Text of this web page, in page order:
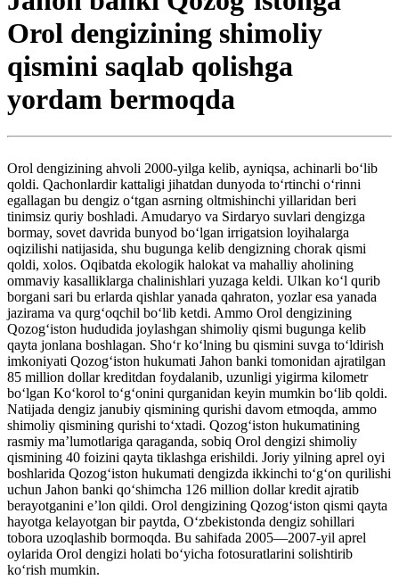
Orol dengizining shimoliy
qismini saqlab qolishga
yordam bermoqda
Orol dengizining ahvoli 2000-yilga kelib, ayniqsa, achinarli boʻlib
qoldi. Qachonlardir kattaligi jihatdan dunyoda toʻrtinchi oʻrinni
egallagan bu dengiz oʻtgan asrning oltmishinchi yillaridan beri
tinimsiz quriy boshladi. Amudaryo va Sirdaryo suvlari dengizga
bormay, sovet davrida bunyod boʻlgan irrigatsion loyihalarga
oqizilishi natijasida, shu bugunga kelib dengizning chorak qismi
qoldi, xolos. Oqibatda ekologik halokat va mahalliy aholining
ommaviy kasalliklarga chalinishlari yuzaga keldi. Ulkan koʻl qurib
borgani sari bu erlarda qishlar yanada qahraton, yozlar esa yanada
jazirama va qurgʻoqchil boʻlib ketdi. Ammo Orol dengizining
Qozogʻiston hududida joylashgan shimoliy qismi bugunga kelib
qayta jonlana boshlagan. Shoʻr koʻlning bu qismini suvga toʻldirish
imkoniyati Qozogʻiston hukumati Jahon banki tomonidan ajratilgan
85 million dollar kreditdan foydalanib, uzunligi yigirma kilometr
boʻlgan Koʻkorol toʻgʻonini qurganidan keyin mumkin boʻlib qoldi.
Natijada dengiz janubiy qismining qurishi davom etmoqda, ammo
shimoliy qismining qurishi toʻxtadi. Qozogʻiston hukumatining
rasmiy maʼlumotlariga qaraganda, sobiq Orol dengizi shimoliy
qismining 40 foizini qayta tiklashga erishildi. Joriy yilning aprel oyi
boshlarida Qozogʻiston hukumati dengizda ikkinchi toʻgʻon qurilishi
uchun Jahon banki qoʻshimcha 126 million dollar kredit ajratib
berayotganini eʼlon qildi. Orol dengizining Qozogʻiston qismi qayta
hayotga kelayotgan bir paytda, Oʻzbekistonda dengiz sohillari
tobora uzoqlashib bormoqda. Bu sahifada 2005—2007-yil aprel
oylarida Orol dengizi holati boʻyicha fotosuratlarini solishtirib
koʻrish mumkin.